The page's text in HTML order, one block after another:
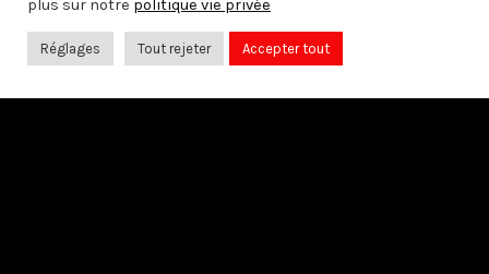
À la recherche d’Alfred
plus sur notre politique vie privée
Réglages Tout rejeter Accepter tout